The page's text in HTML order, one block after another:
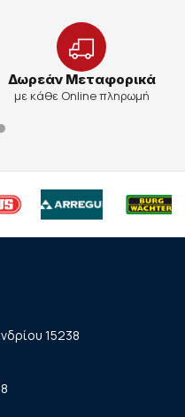
Δωρεάν Μεταφορικά
με κάθε Online πληρωμή
15238